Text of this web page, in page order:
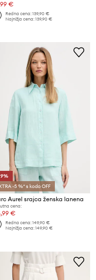
€
Redna cena:139,90 €
Najnižja cena:139,90 €
-5 %* s kodo OFF
Aurel srajca ženska lanena
cena:
€
Redna cena:149,90 €
Najnižja cena:149,90 €